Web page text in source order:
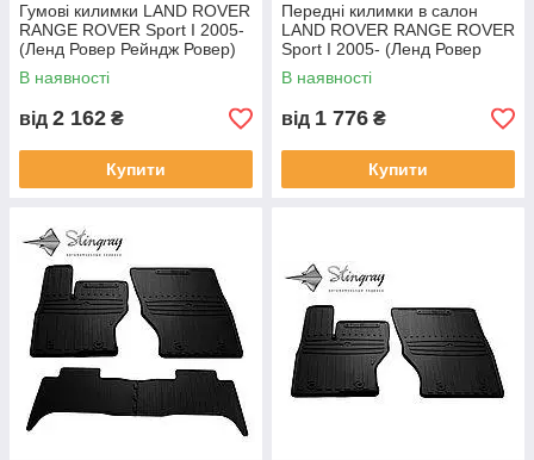
Гумові килимки LAND ROVER
RANGE ROVER Sport I 2005-
(Ленд Ровер Рейндж Ровер)
кількість 4 штуки
В наявності
від 2 162 ₴
Купити
Передні килимки в салон
LAND ROVER RANGE ROVER
Sport I 2005- (Ленд Ровер
Рейндж Ровер) кількість 2
штуки
В наявності
від 1 776 ₴
Купити